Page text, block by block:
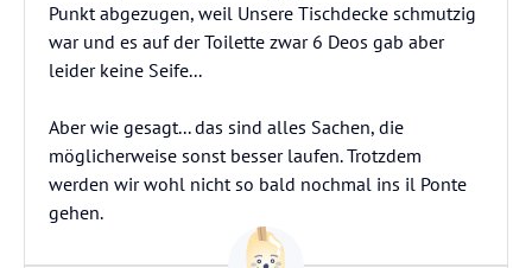
Punkt abgezugen, weil Unsere Tischdecke schmutzig
war und es auf der Toilette zwar 6 Deos gab aber
leider keine Seife...
Aber wie gesagt... das sind alles Sachen, die
möglicherweise sonst besser laufen. Trotzdem
werden wir wohl nicht so bald nochmal ins il Ponte
gehen.